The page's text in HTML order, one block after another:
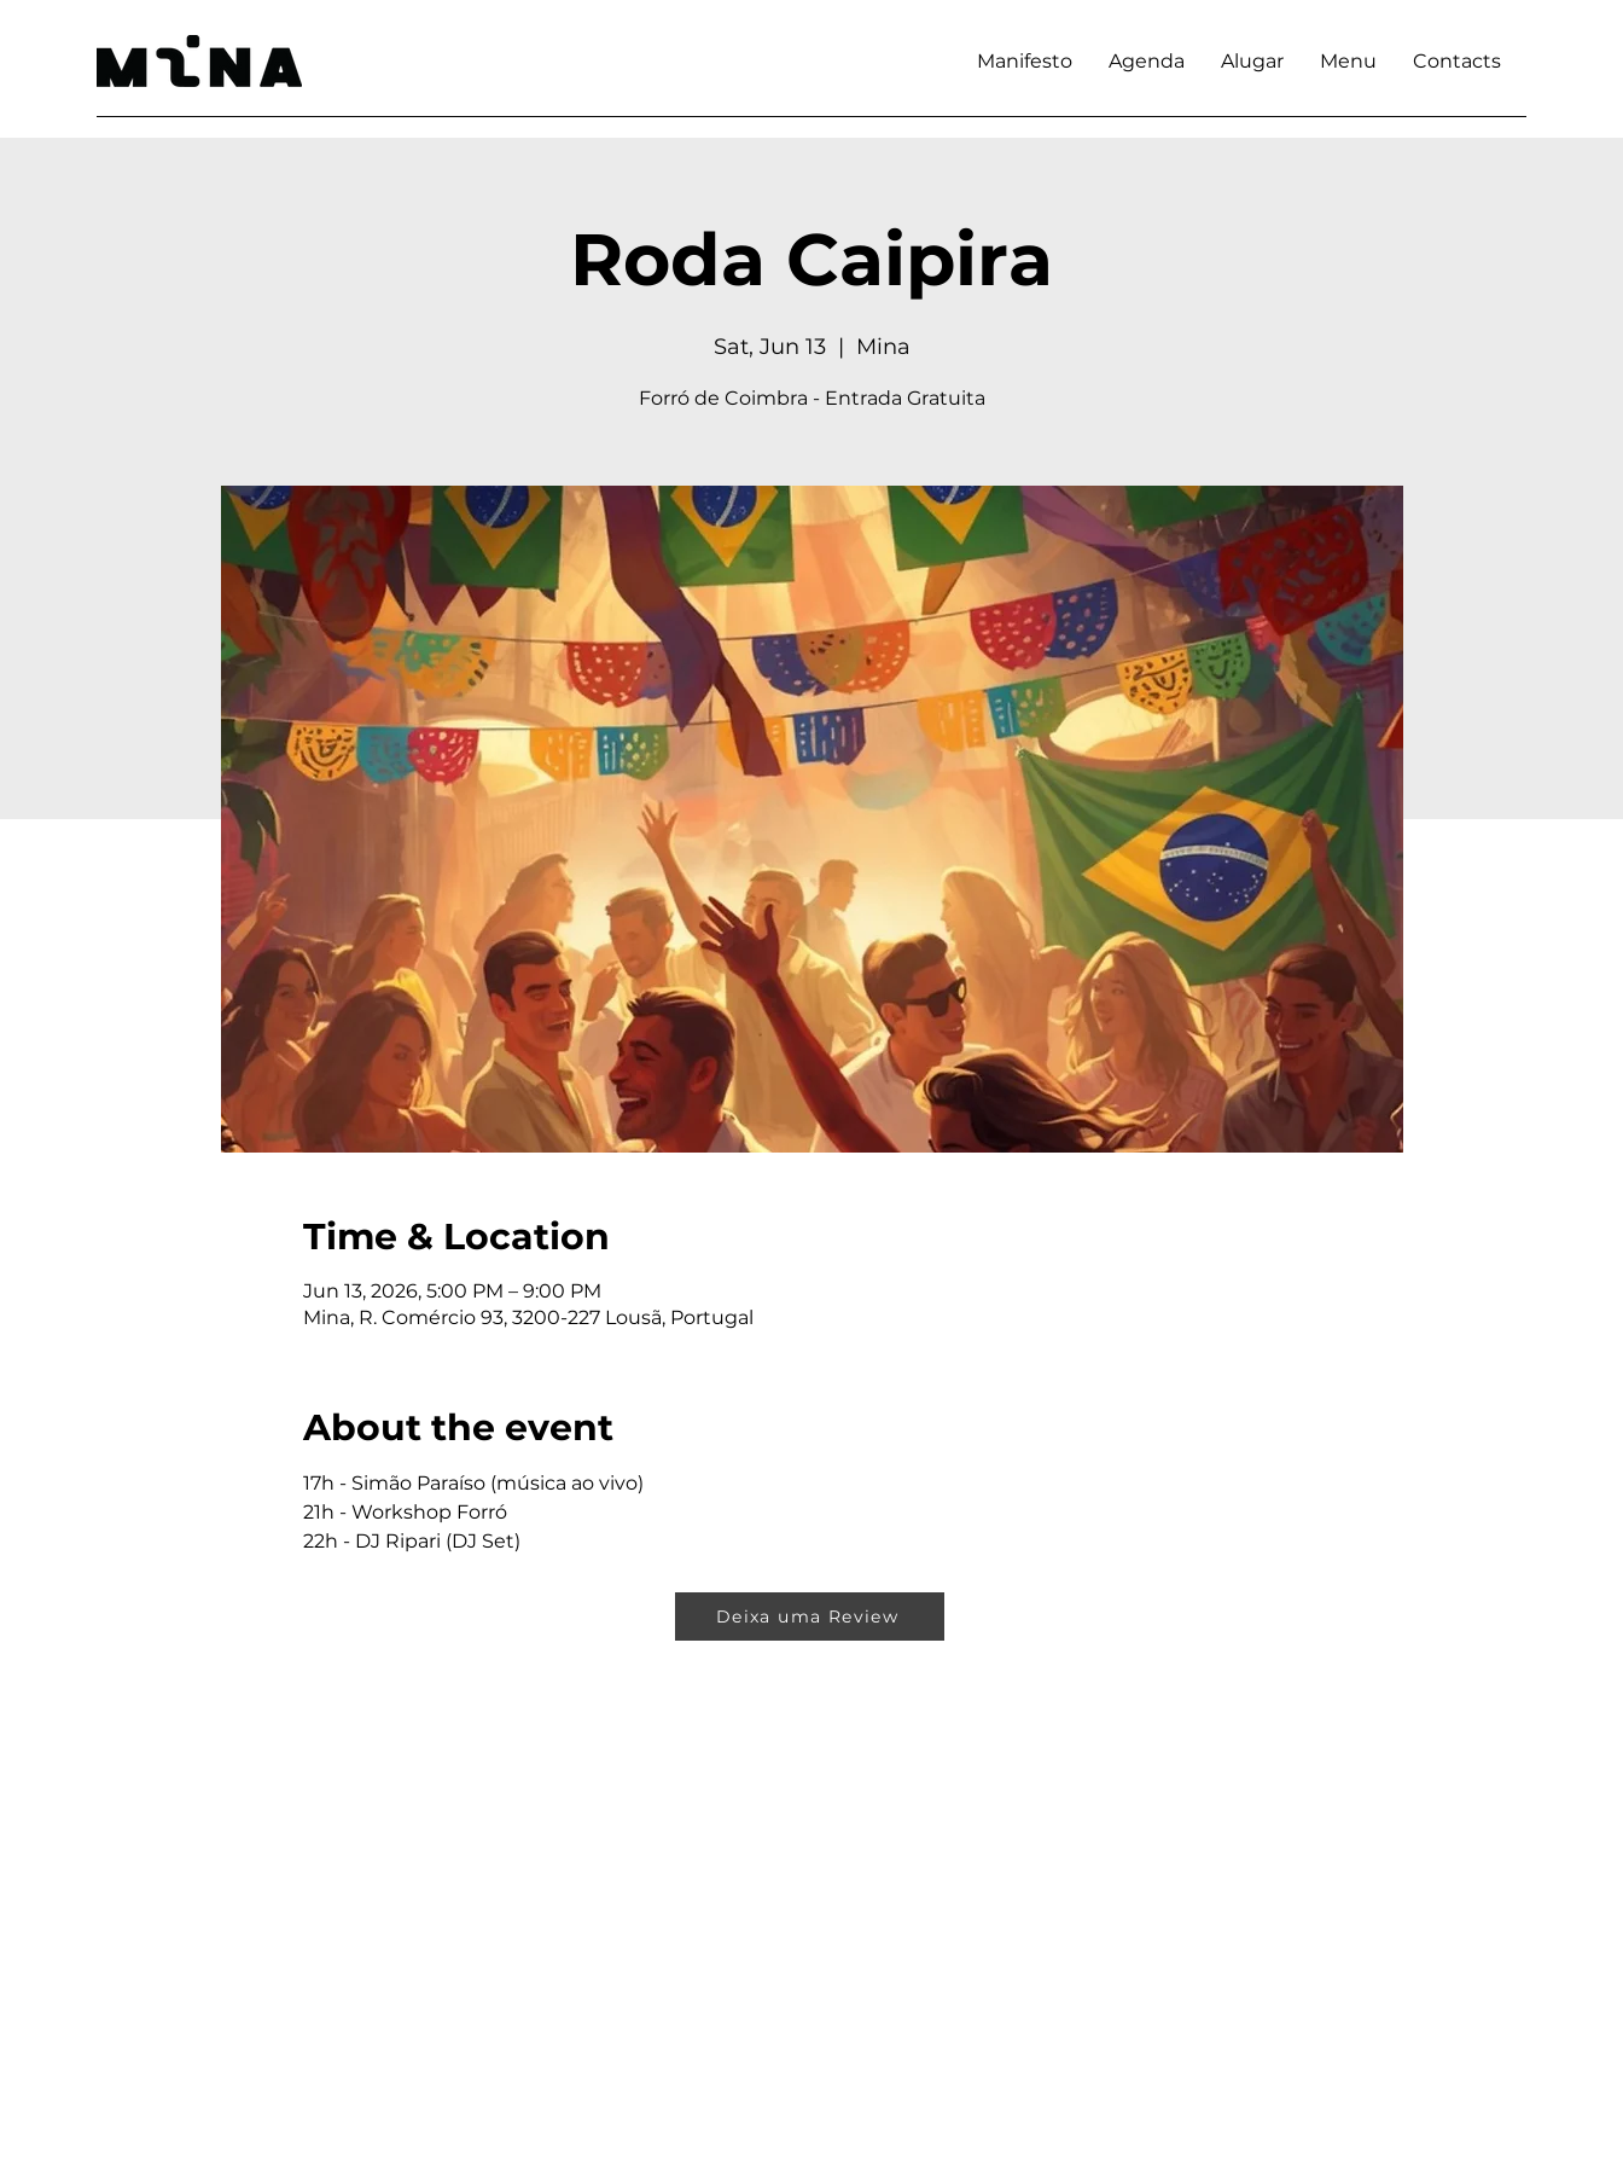
Manifesto Agenda Alugar Menu Contacts
Roda Caipira
Sat, Jun 13
  |
Mina
Forró de Coimbra - Entrada Gratuita
Time & Location
Jun 13, 2026, 5:00 PM – 9:00 PM
Mina, R. Comércio 93, 3200-227 Lousã, Portugal
About the event
17h - Simão Paraíso (música ao vivo)
21h - Workshop Forró
22h - DJ Ripari (DJ Set)
Deixa uma Review